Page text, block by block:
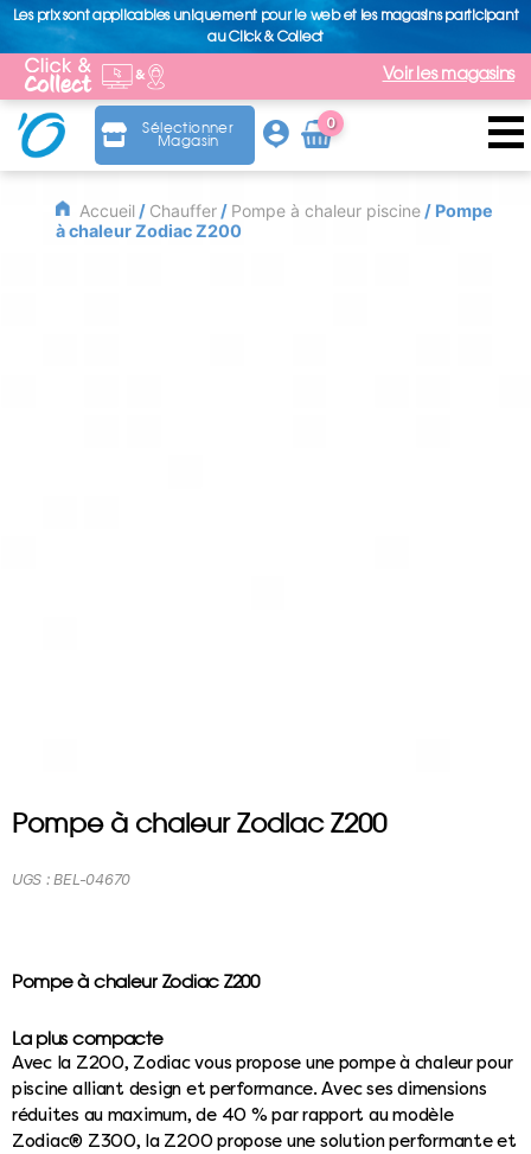
Les prix sont applicables uniquement pour le web et les magasins participant
au Click & Collect
Voir les magasins
Sélectionner
Magasin
0
Arti
cle
Accueil/ Chauffer/ Pompe à chaleur piscine/ Pompe
à chaleur Zodiac Z200
Pompe à chaleur Zodiac Z200
Pompe à chaleur Zodiac Z200
La plus compacte
Avec la Z200, Zodiac vous propose une pompe à chaleur pour
piscine alliant design et performance. Avec ses dimensions
réduites au maximum, de 40 % par rapport au modèle
Zodiac® Z300, la Z200 propose une solution performante et
UGS :BEL-04670